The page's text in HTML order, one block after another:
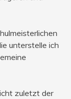
unterstelle ich
zuletzt der